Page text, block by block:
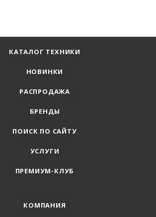
КАТАЛОГ ТЕХНИКИ
НОВИНКИ
РАСПРОДАЖА
БРЕНДЫ
ПОИСК ПО САЙТУ
УСЛУГИ
ПРЕМИУМ-КЛУБ
КОМПАНИЯ